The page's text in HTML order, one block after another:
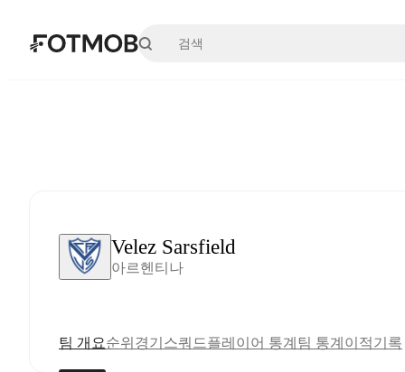
본문으로 건너뛰기
Velez Sarsfield
아르헨티나
팀 개요순위 경기 스쿼드플레이어 통계 팀 통계 이적기록